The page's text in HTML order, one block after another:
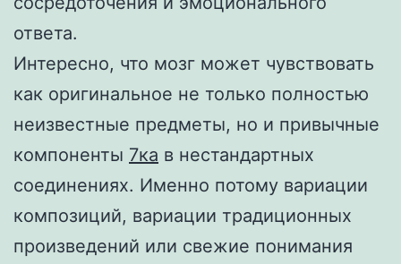
ответа.
Интересно, что мозг может чувствовать
как оригинальное не только полностью
неизвестные предметы, но и привычные
компоненты 7ка в нестандартных
соединениях. Именно потому вариации
композиций, вариации традиционных
произведений или свежие понимания